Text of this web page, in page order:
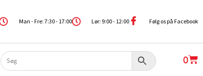
Man - Fre: 7:30 - 17:00 Lør: 9:00 - 12:00 Følg os på Facebook
0